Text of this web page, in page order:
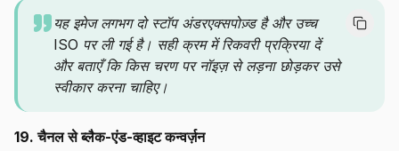
यह इमेज लगभग दो स्टॉप अंडरएक्सपोज़्ड है और उच्च
ISO पर ली गई है। सही क्रम में रिकवरी प्रक्रिया दें
और बताएँ कि किस चरण पर नॉइज़ से लड़ना छोड़कर उसे
स्वीकार करना चाहिए।
19. चैनल से ब्लैक-एंड-व्हाइट कन्वर्ज़न